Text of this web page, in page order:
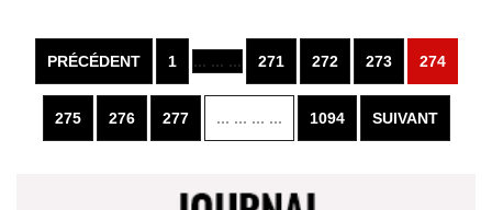
PRÉCÉDENT 1 ... ... ... 271 272 273 274
275 276 277 ... ... ... ... 1094 SUIVANT